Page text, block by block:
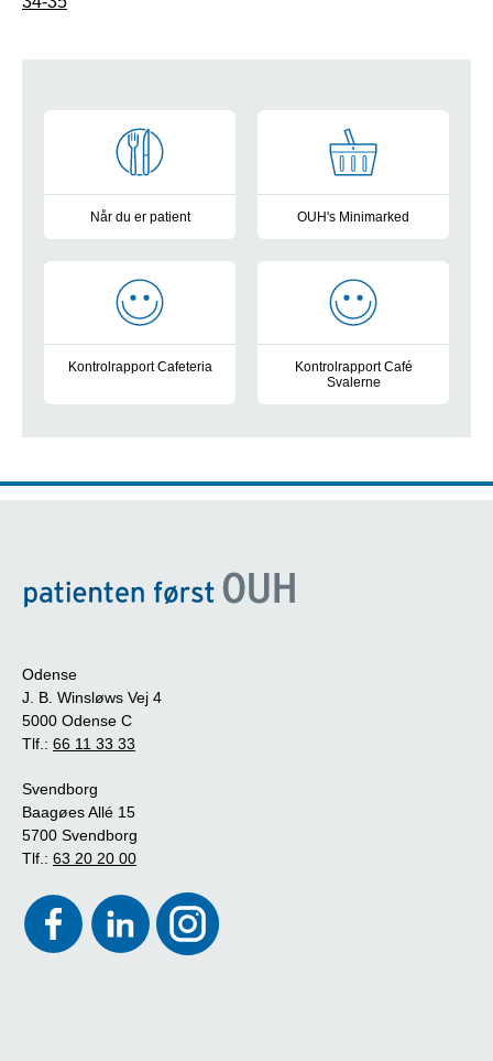
Når du er patient OUH's Minimarked
Kontrolrapport Cafeteria
Kontrolrapport Café
Svalerne
Odense
J. B. Winsløws Vej 4
5000 Odense C
Tlf.: 66 11 33 33
Svendborg
Baagøes Allé 15
5700 Svendborg
Tlf.: 63 20 20 00